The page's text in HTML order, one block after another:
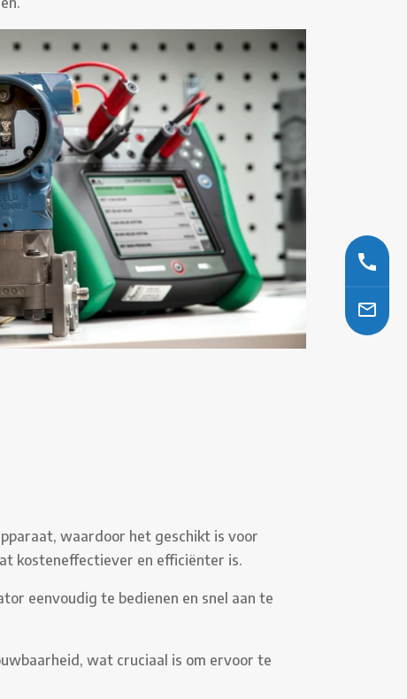
waardoor het geschikt is voor
kosteneffectiever en efficiënter is.
eenvoudig te bedienen en snel aan te
wat cruciaal is om ervoor te